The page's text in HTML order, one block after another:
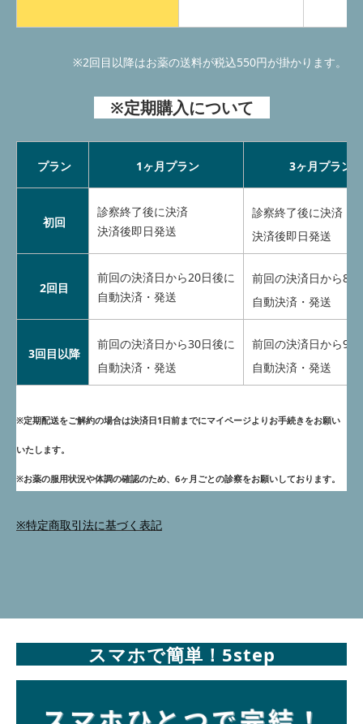
※2回目以降はお薬の送料が税込550円が掛かります。
※定期購入について
プラン 1ヶ月プラン 3ヶ月プラン
初回
診察終了後に決済
決済後即日発送
診察終了後に決済
決済後即日発送
2回目
前回の決済日から20日後に
自動決済・発送
前回の決済日から80
自動決済・発送
3回目以降
前回の決済日から30日後に
自動決済・発送
前回の決済日から90
自動決済・発送
※定期配送をご解約の場合は決済日1日前までにマイページよりお手続きをお願い
いたします。
※お薬の服用状況や体調の確認のため、6ヶ月ごとの診察をお願いしております。
※特定商取引法に基づく表記
スマホで簡単！5step